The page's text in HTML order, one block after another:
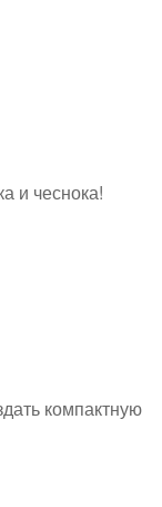
и чеснока!
компактную